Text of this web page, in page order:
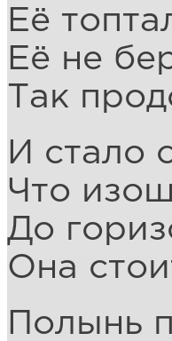
Её
Её не
Так
И стало
Что
До
Она
Полынь